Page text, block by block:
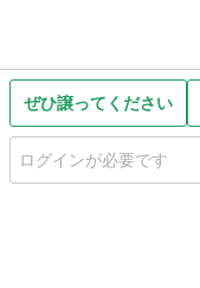
ぜひ譲ってください